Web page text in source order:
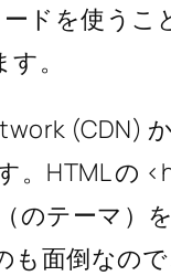
ドを使うこ
。
(CDN) か
。HTML の
のテーマ）
も面倒なの